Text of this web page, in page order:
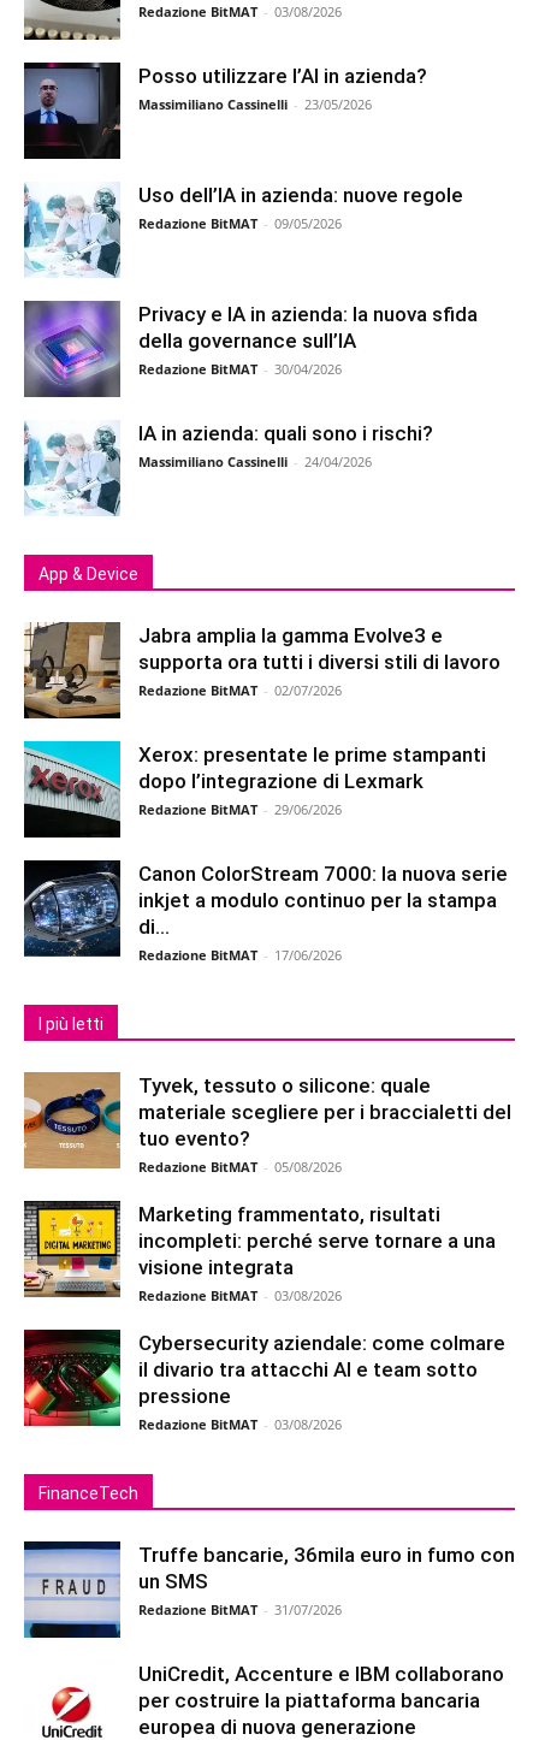
Redazione BitMAT - 03/08/2026
Posso utilizzare l’AI in azienda?
Massimiliano Cassinelli - 23/05/2026
Uso dell’IA in azienda: nuove regole
Redazione BitMAT - 09/05/2026
Privacy e IA in azienda: la nuova sfida
della governance sull’IA
Redazione BitMAT - 30/04/2026
IA in azienda: quali sono i rischi?
Massimiliano Cassinelli - 24/04/2026
App & Device
Jabra amplia la gamma Evolve3 e
supporta ora tutti i diversi stili di lavoro
Redazione BitMAT - 02/07/2026
Xerox: presentate le prime stampanti
dopo l’integrazione di Lexmark
Redazione BitMAT - 29/06/2026
Canon ColorStream 7000: la nuova serie
inkjet a modulo continuo per la stampa
di...
Redazione BitMAT - 17/06/2026
I più letti
Tyvek, tessuto o silicone: quale
materiale scegliere per i braccialetti del
tuo evento?
Redazione BitMAT - 05/08/2026
Marketing frammentato, risultati
incompleti: perché serve tornare a una
visione integrata
Redazione BitMAT - 03/08/2026
Cybersecurity aziendale: come colmare
il divario tra attacchi AI e team sotto
pressione
Redazione BitMAT - 03/08/2026
FinanceTech
Truffe bancarie, 36mila euro in fumo con
un SMS
Redazione BitMAT - 31/07/2026
UniCredit, Accenture e IBM collaborano
per costruire la piattaforma bancaria
europea di nuova generazione